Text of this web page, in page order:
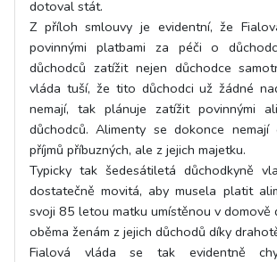
dotoval stát.
Z příloh smlouvy je evidentní, že
povinnými platbami za péči o
důchodců zatížit nejen důchodce
vláda tuší, že tito důchodci už žádné
nemají, tak plánuje zatížit povinnými
důchodců. Alimenty se dokonce
příjmů příbuzných, ale z jejich majetku.
Typicky tak šedesátiletá důchodkyně
dostatečně movitá, aby musela platit
svoji 85 letou matku umístěnou v domově
oběma ženám z jejich důchodů díky
Fialová vláda se tak evidentně